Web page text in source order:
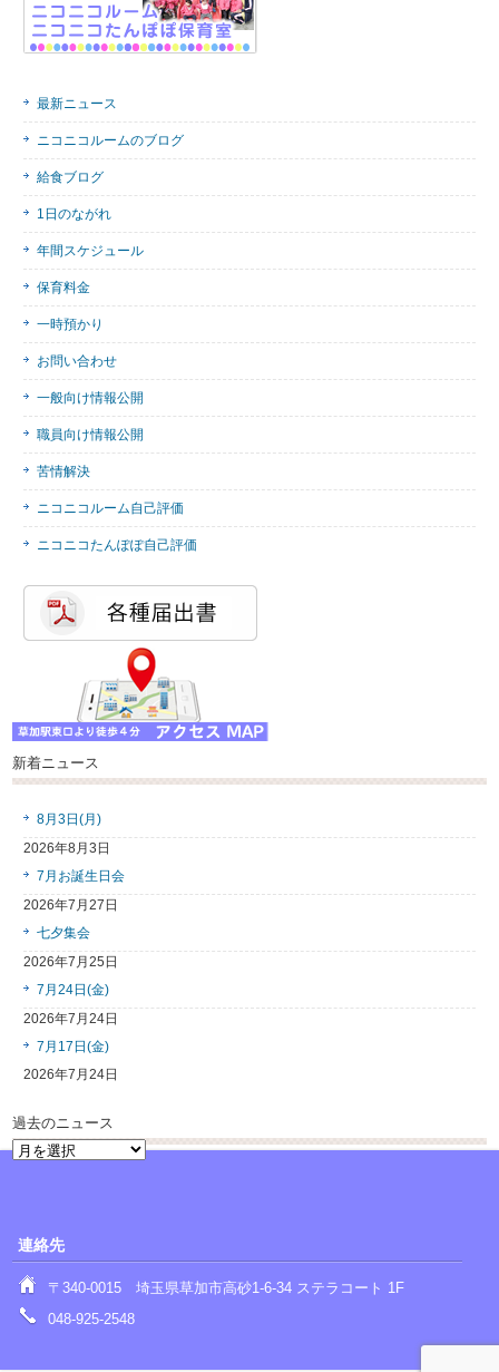
最新ニュース
ニコニコルームのブログ
給食ブログ
1日のながれ
年間スケジュール
保育料金
一時預かり
お問い合わせ
一般向け情報公開
職員向け情報公開
苦情解決
ニコニコルーム自己評価
ニコニコたんぽぽ自己評価
新着ニュース
8月3日(月)
2026年8月3日
7月お誕生日会
2026年7月27日
七夕集会
2026年7月25日
7月24日(金)
2026年7月24日
7月17日(金)
2026年7月24日
過去のニュース
過
ー
連絡先
〒340-0015 埼玉県草加市高砂1-6-34 ステラコート 1F
048-925-2548